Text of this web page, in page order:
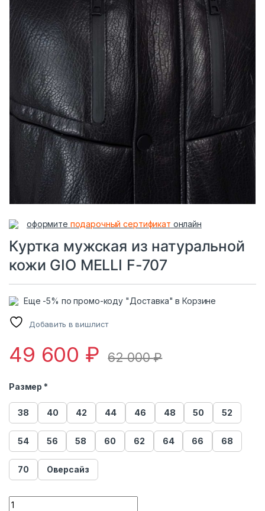
оформите подарочный сертификат онлайн
Куртка мужская из натуральной
кожи GIO MELLI F-707
Еще -5% по промо-коду "Доставка" в Корзине
Добавить в вишлист
49 600 ₽ 62 000₽
Размер *
38 40 42 44 46 48 50 52
54 56 58 60 62 64 66 68
70 Оверсайз
Куртка мужская из натуральной кожи GIO MELLI F-707